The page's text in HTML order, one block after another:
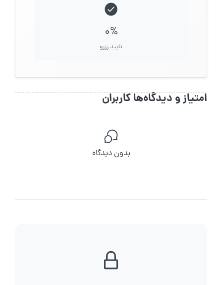
0%
تایید رزرو
امتیاز و دیدگاه‌ها کاربران
بدون دیدگاه